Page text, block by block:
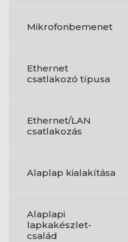
Mikrofonbemenet
Ethernet
csatlakozó típusa
Ethernet/LAN
csatlakozás
Alaplap kialakítása
Alaplapi
lapkakészlet-
család